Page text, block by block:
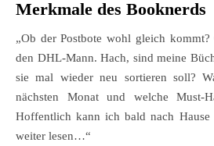
Merkmale des Booknerds
„Ob der Postbote wohl gleich
den DHL-Mann. Hach, sind meine
sie mal wieder neu sortieren soll?
nächsten Monat und welche Must-
Hoffentlich kann ich bald nach
weiter lesen…“